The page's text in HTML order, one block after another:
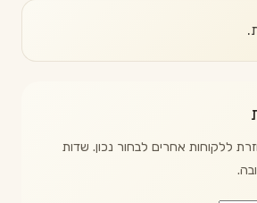
ללקוחות אחרים לבחור נכון. שדות